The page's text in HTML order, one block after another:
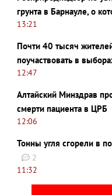
грунта в Барнауле, о
13:21
Почти 40 тысяч
поучаствовать в
12:47
Алтайский Минздрав
смерти пациента в ЦРБ
12:06
Тонны угля сгорели в
2
11:32